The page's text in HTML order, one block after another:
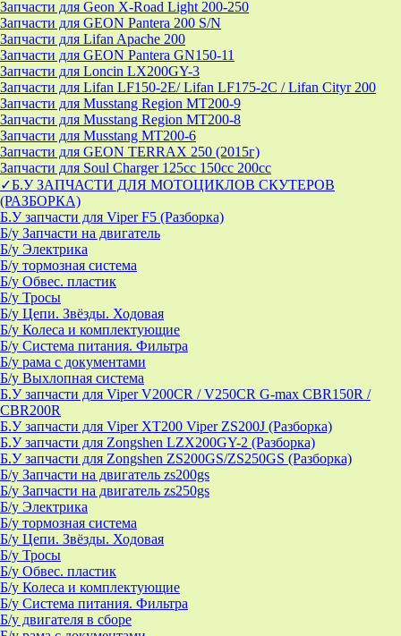
Запчасти для Geon X-Road Light 200-250
Запчасти для GEON Pantera 200 S/N
Запчасти для Lifan Apache 200
Запчасти для GEON Pantera GN150-11
Запчасти для Loncin LX200GY-3
Запчасти для Lifan LF150-2E/ Lifan LF175-2C / Lifan Cityr 200
Запчасти для Musstang Region MT200-9
Запчасти для Musstang Region MT200-8
Запчасти для Musstang MT200-6
Запчасти для GEON TERRAX 250 (2015г)
Запчасти для Soul Charger 125сс 150cc 200сс
✓Б.У ЗАПЧАСТИ ДЛЯ МОТОЦИКЛОВ СКУТЕРОВ
(РАЗБОРКА)
Б.У запчасти для Viper F5 (Разборка)
Б/у Запчасти на двигатель
Б/у Электрика
Б/у тормозная система
Б/у Обвес. пластик
Б/у Тросы
Б/у Цепи. Звёзды. Ходовая
Б/у Колеса и комплектующие
Б/у Система питания. Фильтра
Б/у рама с документами
Б/у Выхлопная система
Б.У запчасти для Viper V200CR / V250CR G-max CBR150R /
CBR200R
Б.У запчасти для Viper XT200 Viper ZS200J (Разборка)
Б.У запчасти для Zongshen LZX200GY-2 (Разборка)
Б.У запчасти для Zongshen ZS200GS/ZS250GS (Разборка)
Б/у Запчасти на двигатель zs200gs
Б/у Запчасти на двигатель zs250gs
Б/у Электрика
Б/у тормозная система
Б/у Цепи. Звёзды. Ходовая
Б/у Тросы
Б/у Обвес. пластик
Б/у Колеса и комплектующие
Б/у Система питания. Фильтра
Б/у двигателя в сборе